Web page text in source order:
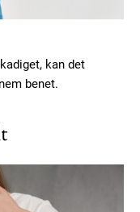
kan det
benet.